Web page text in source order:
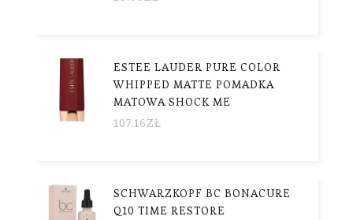
ESTEE LAUDER PURE COLOR
WHIPPED MATTE POMADKA
MATOWA SHOCK ME
107.16ZŁ
SCHWARZKOPF BC BONACURE
Q10 TIME RESTORE